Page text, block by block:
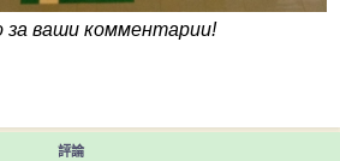
за ваши комментарии!
評論